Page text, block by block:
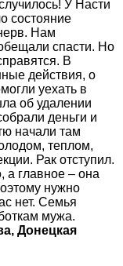
У Насти
состояние
Нам
спасти. Но
В
действия, о
уехать в
об удалении
деньги и
начали там
теплом,
Рак отступил.
а главное – она
нужно
нет. Семья
мужа.
Донецкая